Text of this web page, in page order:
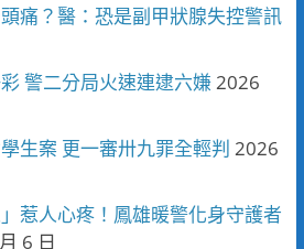
痛？醫：恐是副甲狀腺失控警訊
警二分局火速連逮六嫌 2026
生案 更一審卅九罪全輕判 2026
」惹人心疼！鳳雄暖警化身守護者
6 日